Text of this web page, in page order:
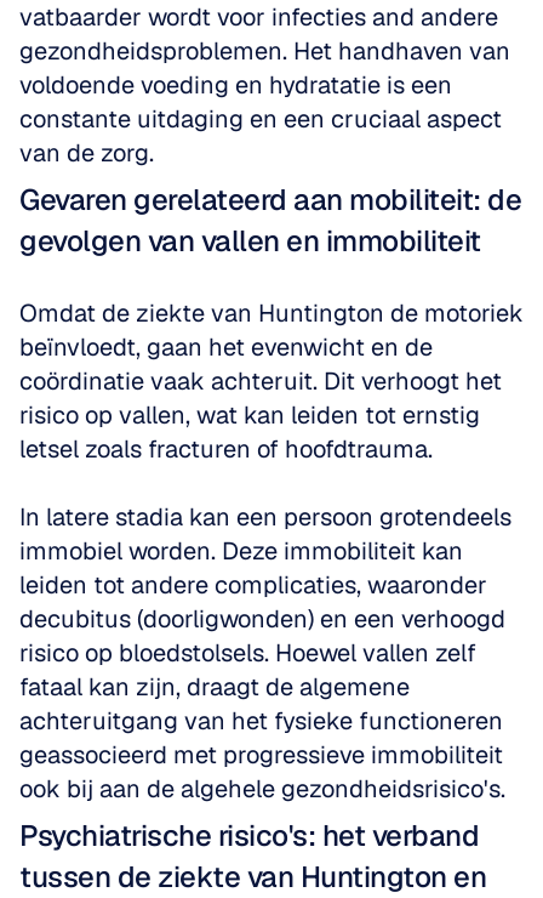
vatbaarder wordt voor infecties and andere
gezondheidsproblemen. Het handhaven van
voldoende voeding en hydratatie is een
constante uitdaging en een cruciaal aspect
van de zorg.
Gevaren gerelateerd aan mobiliteit: de
gevolgen van vallen en immobiliteit
Omdat de ziekte van Huntington de motoriek
beïnvloedt, gaan het evenwicht en de
coördinatie vaak achteruit. Dit verhoogt het
risico op vallen, wat kan leiden tot ernstig
letsel zoals fracturen of hoofdtrauma.
In latere stadia kan een persoon grotendeels
immobiel worden. Deze immobiliteit kan
leiden tot andere complicaties, waaronder
decubitus (doorligwonden) en een verhoogd
risico op bloedstolsels. Hoewel vallen zelf
fataal kan zijn, draagt de algemene
achteruitgang van het fysieke functioneren
geassocieerd met progressieve immobiliteit
ook bij aan de algehele gezondheidsrisico's.
Psychiatrische risico's: het verband
tussen de ziekte van Huntington en